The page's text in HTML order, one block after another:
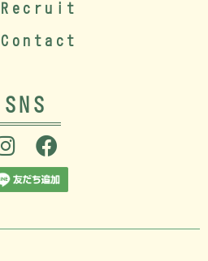
Recruit
Contact
SNS